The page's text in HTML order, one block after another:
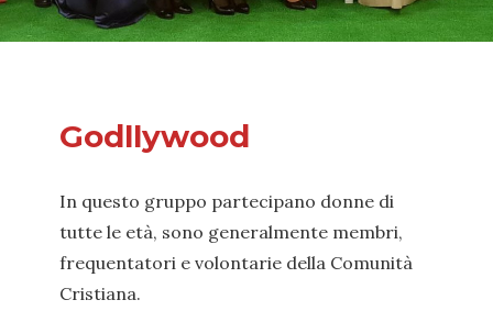
Godllywood
In questo gruppo partecipano donne di
tutte le età, sono generalmente membri,
frequentatori e volontarie della Comunità
Cristiana.